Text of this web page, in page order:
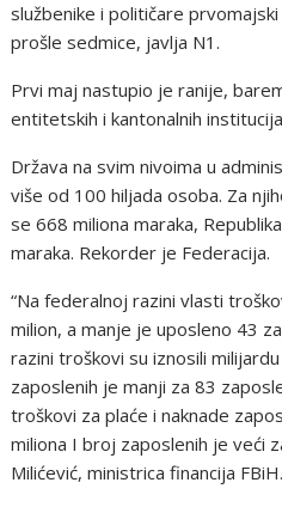
službenike i političare
prošle sedmice, javlja N1.
Prvi maj nastupio je ranije,
entitetskih i kantonalnih
Država na svim nivoima u
više od 100 hiljada osoba. Za
se 668 miliona maraka,
maraka. Rekorder je Federacija.
“Na federalnoj razini vlasti
milion, a manje je uposleno 43
razini troškovi su iznosili
zaposlenih je manji za 83
troškovi za plaće i naknade
miliona I broj zaposlenih je veći
Milićević, ministrica financija FBiH.